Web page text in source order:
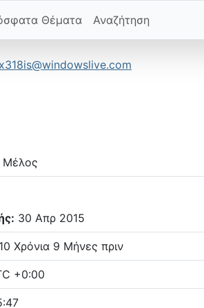
Θέματα Αναζήτηση
Μέλος
30 Απρ 2015
10 Χρόνια 9 Μήνες πριν
+0:00